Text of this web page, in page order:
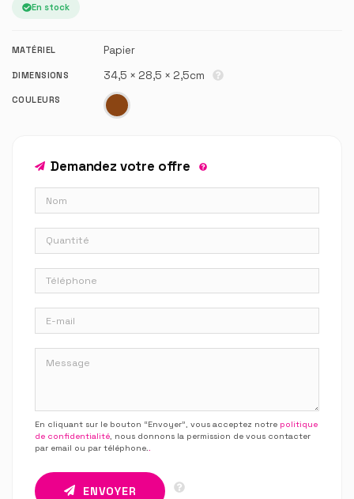
En stock
MATÉRIEL Papier
DIMENSIONS 34,5 × 28,5 × 2,5cm
COULEURS
Demandez votre offre
En cliquant sur le bouton “Envoyer”, vous acceptez notre politique
de confidentialité, nous donnons la permission de vous contacter
par email ou par téléphone..
ENVOYER